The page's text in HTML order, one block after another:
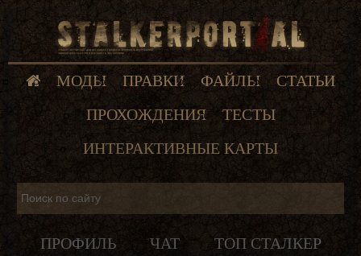
МОДЫ ПРАВКИ ФАЙЛЫ
СТАТЬИ
ПРОХОЖДЕНИЯ
ТЕСТЫ
ИНТЕРАКТИВНЫЕ КАРТЫ
ПРОФИЛЬ ЧАТ ТОП СТАЛКЕР